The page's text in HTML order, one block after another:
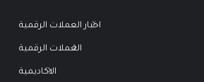
اخبار العملات الرقمية
العملات الرقمية
الاكاديمية